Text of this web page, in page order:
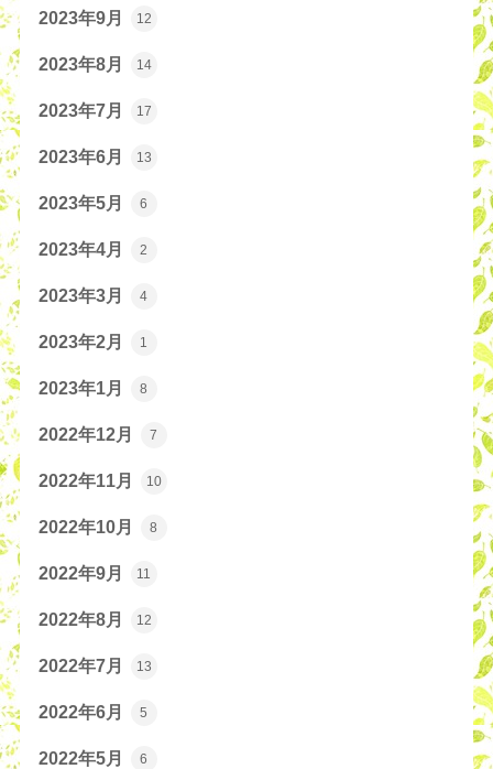
2023年9月 12
2023年8月 14
2023年7月 17
2023年6月 13
2023年5月 6
2023年4月 2
2023年3月 4
2023年2月 1
2023年1月 8
2022年12月 7
2022年11月 10
2022年10月 8
2022年9月 11
2022年8月 12
2022年7月 13
2022年6月 5
2022年5月 6